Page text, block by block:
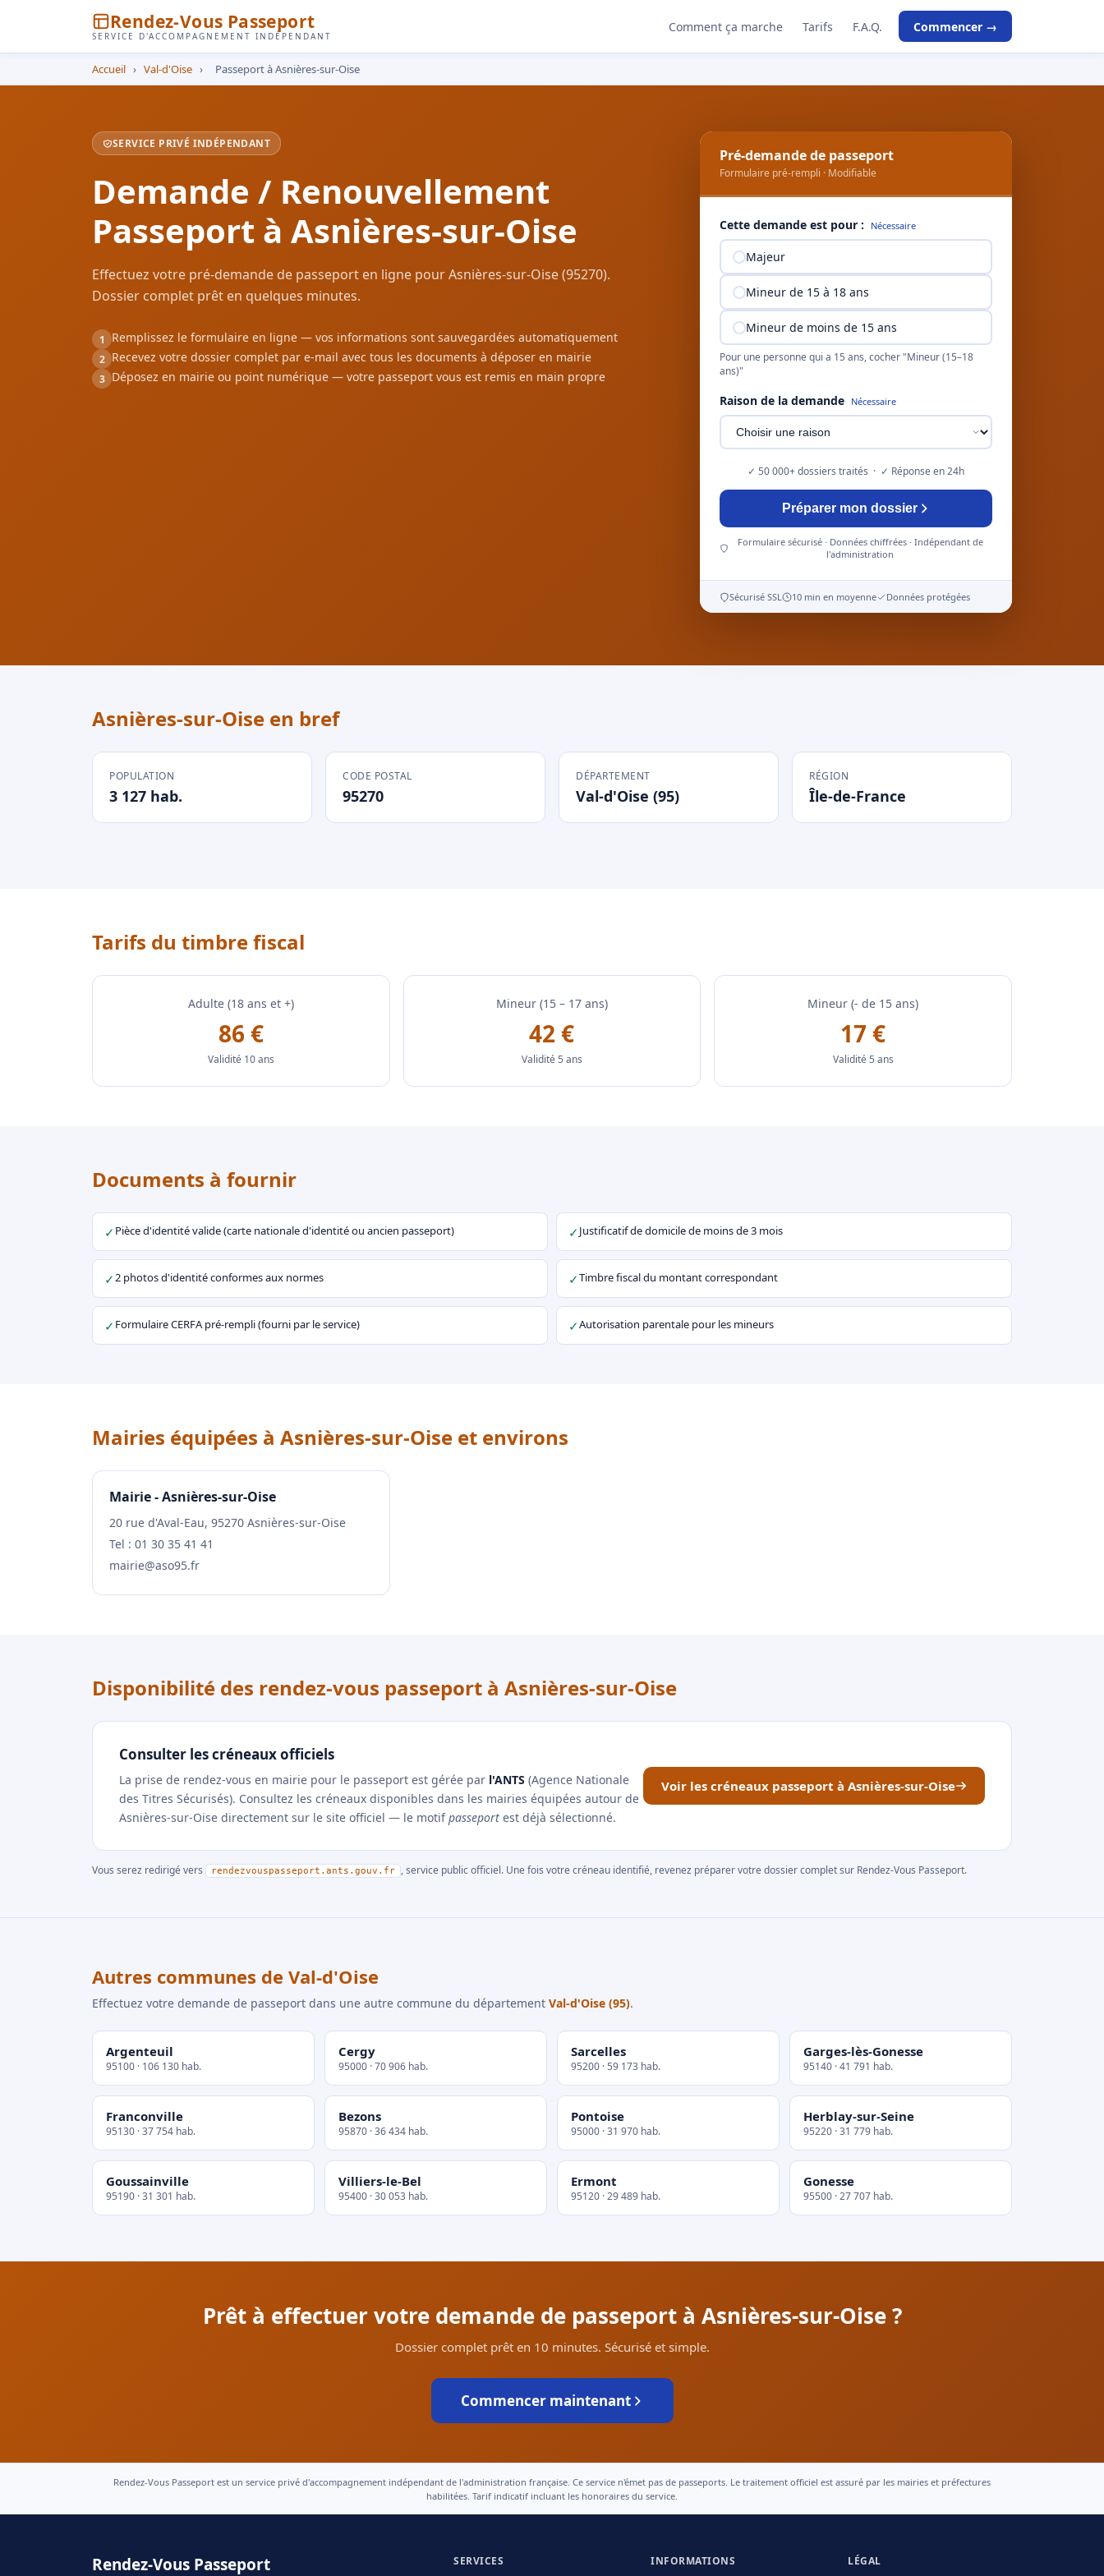
Rendez-Vous Passeport
SERVICE D'ACCOMPAGNEMENT INDÉPENDANT
Comment ça marche Tarifs F.A.Q. Commencer →
Accueil › Val-d'Oise › Passeport à Asnières-sur-Oise
SERVICE PRIVÉ INDÉPENDANT
Demande / Renouvellement
Passeport à Asnières-sur-Oise
Effectuez votre pré-demande de passeport en ligne pour Asnières-sur-Oise (95270).
Dossier complet prêt en quelques minutes.
1 Remplissez le formulaire en ligne — vos informations sont sauvegardées automatiquement
2 Recevez votre dossier complet par e-mail avec tous les documents à déposer en mairie
3 Déposez en mairie ou point numérique — votre passeport vous est remis en main propre
Pré-demande de passeport
Formulaire pré-rempli · Modifiable
Cette demande est pour : Nécessaire
Majeur
Mineur de 15 à 18 ans
Mineur de moins de 15 ans
Pour une personne qui a 15 ans, cocher "Mineur (15–18
ans)"
Raison de la demande Nécessaire
✓ 50 000+ dossiers traités · ✓ Réponse en 24h
Préparer mon dossier
Formulaire sécurisé · Données chiffrées · Indépendant de
l'administration
Sécurisé SSL 10 min en moyenne Données protégées
Asnières-sur-Oise en bref
POPULATION
3 127 hab.
CODE POSTAL
95270
DÉPARTEMENT
Val-d'Oise (95)
RÉGION
Île-de-France
Tarifs du timbre fiscal
Adulte (18 ans et +)
86 €
Validité 10 ans
Mineur (15 – 17 ans)
42 €
Validité 5 ans
Mineur (- de 15 ans)
17 €
Validité 5 ans
Documents à fournir
✓ Pièce d'identité valide (carte nationale d'identité ou ancien passeport) ✓Justificatif de domicile de moins de 3 mois
✓2 photos d'identité conformes aux normes ✓Timbre fiscal du montant correspondant
✓ Formulaire CERFA pré-rempli (fourni par le service) ✓Autorisation parentale pour les mineurs
Mairies équipées à Asnières-sur-Oise et environs
Mairie - Asnières-sur-Oise
20 rue d'Aval-Eau, 95270 Asnières-sur-Oise
Tel : 01 30 35 41 41
mairie@aso95.fr
Disponibilité des rendez-vous passeport à Asnières-sur-Oise
Consulter les créneaux officiels
La prise de rendez-vous en mairie pour le passeport est gérée par l'ANTS (Agence Nationale
des Titres Sécurisés). Consultez les créneaux disponibles dans les mairies équipées autour de
Asnières-sur-Oise directement sur le site officiel — le motifpasseport est déjà sélectionné.
Voir les créneaux passeport à Asnières-sur-Oise
Vous serez redirigé vers rendezvouspasseport.ants.gouv.fr , service public officiel. Une fois votre créneau identifié, revenez préparer votre dossier complet sur Rendez-Vous Passeport.
Autres communes de Val-d'Oise
Effectuez votre demande de passeport dans une autre commune du département Val-d'Oise (95).
Argenteuil
95100 · 106 130 hab.
Cergy
95000 · 70 906 hab.
Sarcelles
95200 · 59 173 hab.
Garges-lès-Gonesse
95140 · 41 791 hab.
Franconville
95130 · 37 754 hab.
Bezons
95870 · 36 434 hab.
Pontoise
95000 · 31 970 hab.
Herblay-sur-Seine
95220 · 31 779 hab.
Goussainville
95190 · 31 301 hab.
Villiers-le-Bel
95400 · 30 053 hab.
Ermont
95120 · 29 489 hab.
Gonesse
95500 · 27 707 hab.
Prêt à effectuer votre demande de passeport à Asnières-sur-Oise ?
Dossier complet prêt en 10 minutes. Sécurisé et simple.
Commencer maintenant
Rendez-Vous Passeport est un service privé d'accompagnement indépendant de l'administration française. Ce service n'émet pas de passeports. Le traitement officiel est assuré par les mairies et préfectures
habilitées. Tarif indicatif incluant les honoraires du service.
Rendez-Vous Passeport SERVICES INFORMATIONS LÉGAL